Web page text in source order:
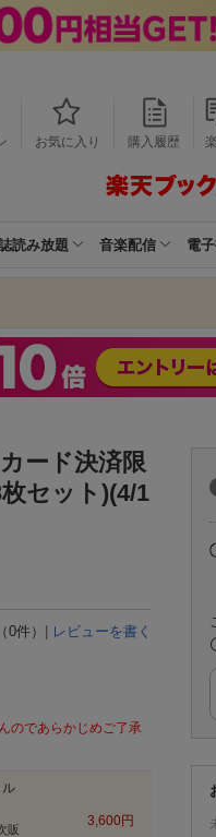
お気に入り 購入履歴
読み放題 音楽配信 電
ード決済限
セット)(4/1
（0件） | レビューを書く
のであらかじめご了承
ル
販
3,600円